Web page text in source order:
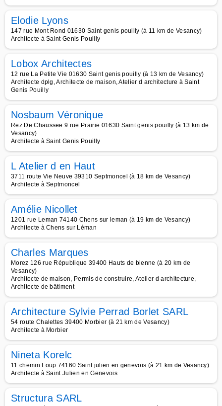
Elodie Lyons
147 rue Mont Rond 01630 Saint genis pouilly (à 11 km de Vesancy)
Architecte à Saint Genis Pouilly
Lobox Architectes
12 rue La Petite Vie 01630 Saint genis pouilly (à 13 km de Vesancy)
Architecte dplg, Architecte de maison, Atelier d architecture à Saint
Genis Pouilly
Nosbaum Véronique
Rez De Chaussee 9 rue Prairie 01630 Saint genis pouilly (à 13 km de
Vesancy)
Architecte à Saint Genis Pouilly
L Atelier d en Haut
3711 route Vie Neuve 39310 Septmoncel (à 18 km de Vesancy)
Architecte à Septmoncel
Amélie Nicollet
1201 rue Leman 74140 Chens sur leman (à 19 km de Vesancy)
Architecte à Chens sur Léman
Charles Marques
Morez 126 rue République 39400 Hauts de bienne (à 20 km de
Vesancy)
Architecte de maison, Permis de construire, Atelier d architecture,
Architecte de bâtiment
Architecture Sylvie Perrad Borlet SARL
54 route Chalettes 39400 Morbier (à 21 km de Vesancy)
Architecte à Morbier
Nineta Korelc
11 chemin Loup 74160 Saint julien en genevois (à 21 km de Vesancy)
Architecte à Saint Julien en Genevois
Structura SARL